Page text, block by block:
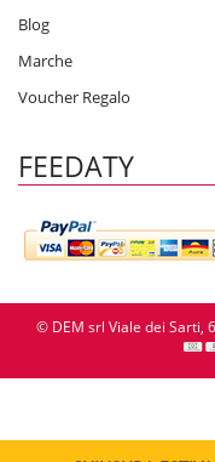
Blog
Marche
Voucher Regalo
FEEDATY
© DEM srl Viale dei Sarti,